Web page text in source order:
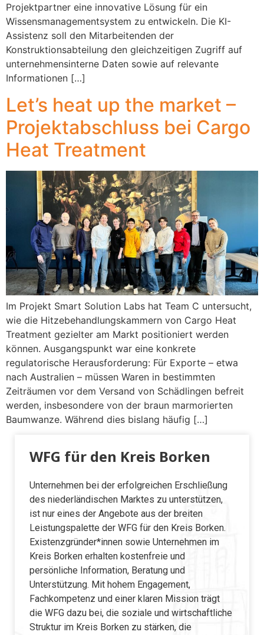
Projektpartner eine innovative Lösung für ein
Wissensmanagementsystem zu entwickeln. Die KI-
Assistenz soll den Mitarbeitenden der
Konstruktionsabteilung den gleichzeitigen Zugriff auf
unternehmensinterne Daten sowie auf relevante
Informationen […]
Let’s heat up the market –
Projektabschluss bei Cargo
Heat Treatment
Im Projekt Smart Solution Labs hat Team C untersucht,
wie die Hitzebehandlungskammern von Cargo Heat
Treatment gezielter am Markt positioniert werden
können. Ausgangspunkt war eine konkrete
regulatorische Herausforderung: Für Exporte – etwa
nach Australien – müssen Waren in bestimmten
Zeiträumen vor dem Versand von Schädlingen befreit
werden, insbesondere von der braun marmorierten
Baumwanze. Während dies bislang häufig […]
WFG für den Kreis Borken
Unternehmen bei der erfolgreichen Erschließung
des niederländischen Marktes zu unterstützen,
ist nur eines der Angebote aus der breiten
Leistungspalette der WFG für den Kreis Borken.
Existenzgründer*innen sowie Unternehmen im
Kreis Borken erhalten kostenfreie und
persönliche Information, Beratung und
Unterstützung. Mit hohem Engagement,
Fachkompetenz und einer klaren Mission trägt
die WFG dazu bei, die soziale und wirtschaftliche
Struktur im Kreis Borken zu stärken, die